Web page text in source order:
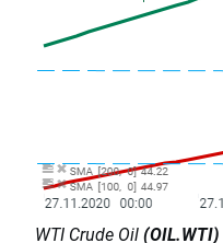
WTI Crude Oil(OIL.WTI)